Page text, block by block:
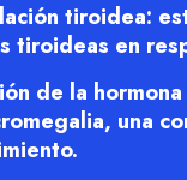
tiroidea:
tiroideas en
de la
una